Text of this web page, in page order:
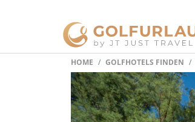
HOME GOLFHOTELS FINDEN